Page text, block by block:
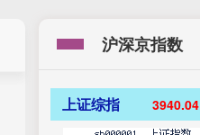
沪深京指数
上证综指 3940.04